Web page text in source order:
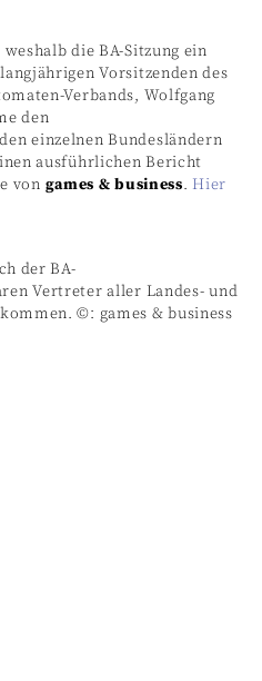
die BA-Sitzung ein
Vorsitzenden des
Verbands, Wolfgang
den
einzelnen Bundesländern
ausführlichen Bericht
von games & business. Hier
der BA-
Vertreter aller Landes- und
©: games & business